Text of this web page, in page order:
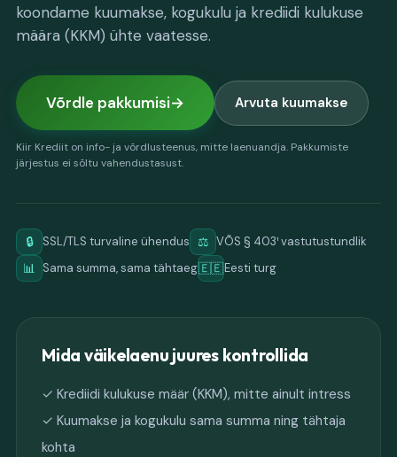
koondame kuumakse, kogukulu ja krediidi kulukuse
määra (KKM) ühte vaatesse.
Võrdle pakkumisi Arvuta kuumakse
Kiir Krediit on info- ja võrdlusteenus, mitte laenuandja. Pakkumiste
järjestus ei sõltu vahendustasust.
🔒 SSL/TLS turvaline ühendus ⚖️ VÕS § 403¹ vastutustundlik
📊 Sama summa, sama tähtaeg🇪🇪Eesti turg
Mida väikelaenu juures kontrollida
✓ Krediidi kulukuse määr (KKM), mitte ainult intress
✓ Kuumakse ja kogukulu sama summa ning tähtaja
kohta